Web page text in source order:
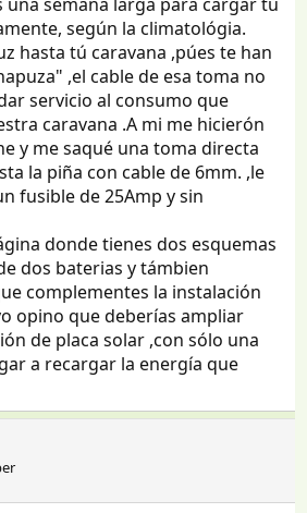
según la climatológia.
hasta tú caravana ,púes te han
,el cable de esa toma no
servicio al consumo que
caravana .A mi me hicierón
y me saqué una toma directa
la piña con cable de 6mm. ,le
fusible de 25Amp y sin
donde tienes dos esquemas
dos baterias y támbien
complementes la instalación
opino que deberías ampliar
de placa solar ,con sólo una
a recargar la energía que